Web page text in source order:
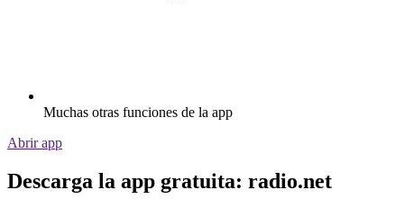
Muchas otras funciones de la app
Abrir app
Descarga la app gratuita: radio.net